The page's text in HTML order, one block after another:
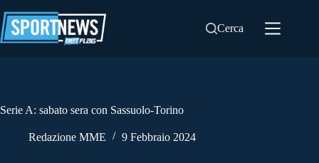
al
contenuto
Cerca
Serie A: sabato sera con Sassuolo-Torino
Redazione MME 9 Febbraio 2024